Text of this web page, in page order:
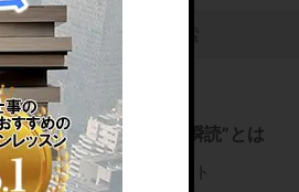
右脳速読法”瞬読”とは
推薦コメント